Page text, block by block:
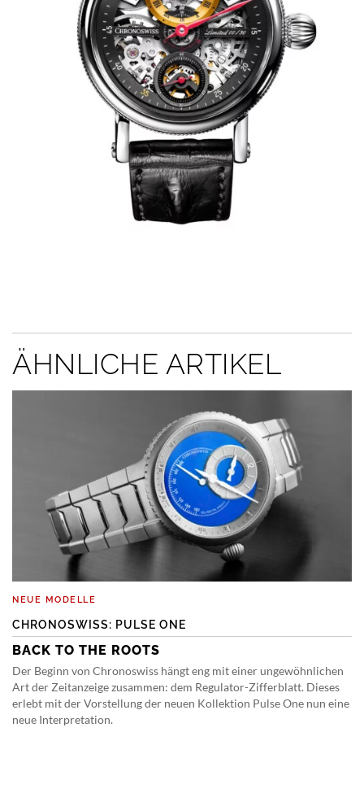
ÄHNLICHE ARTIKEL
NEUE MODELLE
CHRONOSWISS: PULSE ONE
BACK TO THE ROOTS
Der Beginn von Chronoswiss hängt eng mit einer ungewöhnlichen
Art der Zeitanzeige zusammen: dem Regulator-Zifferblatt. Dieses
erlebt mit der Vorstellung der neuen Kollektion Pulse One nun eine
neue Interpretation.